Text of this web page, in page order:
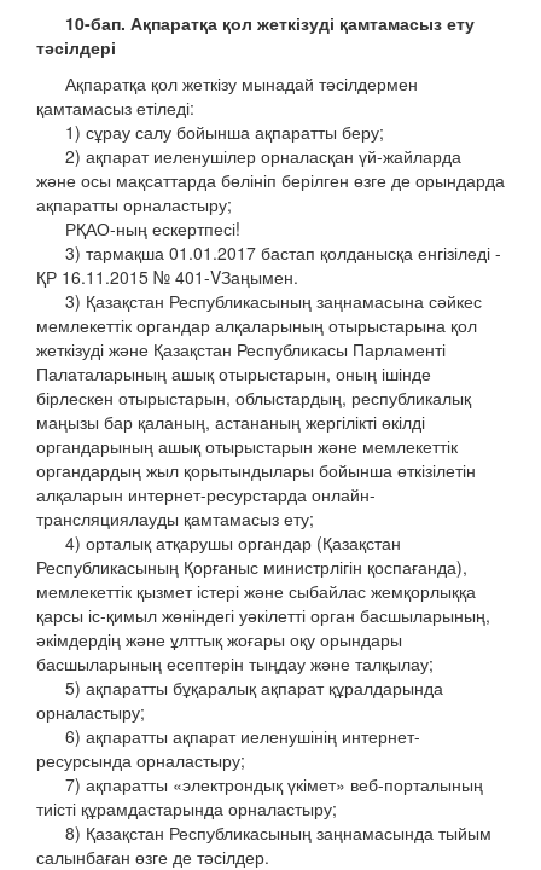
10-бап. Ақпаратқа қол жеткізуді қамтамасыз ету
тәсілдері
Ақпаратқа қол жеткізу мынадай тәсілдермен
қамтамасыз етіледі:
1) сұрау салу бойынша ақпаратты беру;
2) ақпарат иеленушілер орналасқан үй-жайларда
және осы мақсаттарда бөлініп берілген өзге де орындарда
ақпаратты орналастыру;
РҚАО-ның ескертпесі!
3) тармақша 01.01.2017 бастап қолданысқа енгізіледі -
ҚР 16.11.2015 № 401-VЗаңымен.
3) Қазақстан Республикасының заңнамасына сәйкес
мемлекеттік органдар алқаларының отырыстарына қол
жеткізуді және Қазақстан Республикасы Парламенті
Палаталарының ашық отырыстарын, оның ішінде
бірлескен отырыстарын, облыстардың, республикалық
маңызы бар қаланың, астананың жергілікті өкілді
органдарының ашық отырыстарын және мемлекеттік
органдардың жыл қорытындылары бойынша өткізілетін
алқаларын интернет-ресурстарда онлайн-
трансляциялауды қамтамасыз ету;
4) орталық атқарушы органдар (Қазақстан
Республикасының Қорғаныс министрлігін қоспағанда),
мемлекеттік қызмет істері және сыбайлас жемқорлыққа
қарсы іс-қимыл жөніндегі уәкілетті орган басшыларының,
әкімдердің және ұлттық жоғары оқу орындары
басшыларының есептерін тыңдау және талқылау;
5) ақпаратты бұқаралық ақпарат құралдарында
орналастыру;
6) ақпаратты ақпарат иеленушінің интернет-
ресурсында орналастыру;
7) ақпаратты «электрондық үкімет» веб-порталының
тиісті құрамдастарында орналастыру;
8) Қазақстан Республикасының заңнамасында тыйым
салынбаған өзге де тәсілдер.